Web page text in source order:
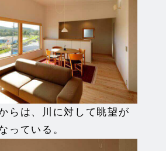
らは、川に対して眺望が
っている。